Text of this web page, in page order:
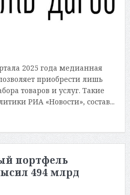
2025 года медианная
приобрести лишь
товаров и услуг. Такие
РИА «Новости», состав...
портфель
494 млрд